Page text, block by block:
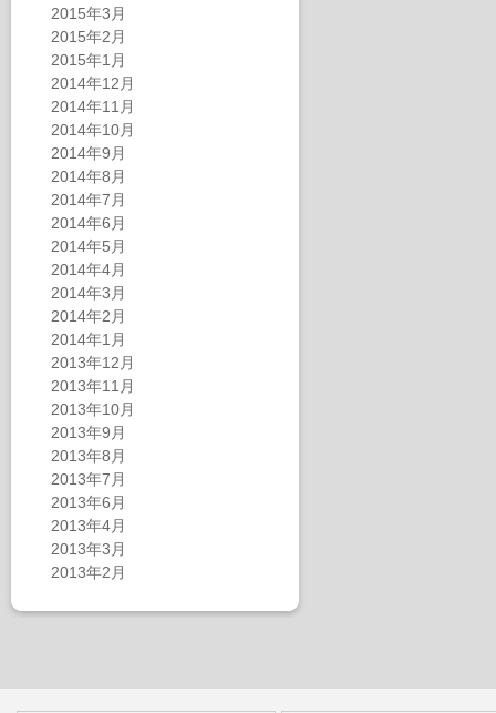
2015年3月
2015年2月
2015年1月
2014年12月
2014年11月
2014年10月
2014年9月
2014年8月
2014年7月
2014年6月
2014年5月
2014年4月
2014年3月
2014年2月
2014年1月
2013年12月
2013年11月
2013年10月
2013年9月
2013年8月
2013年7月
2013年6月
2013年4月
2013年3月
2013年2月